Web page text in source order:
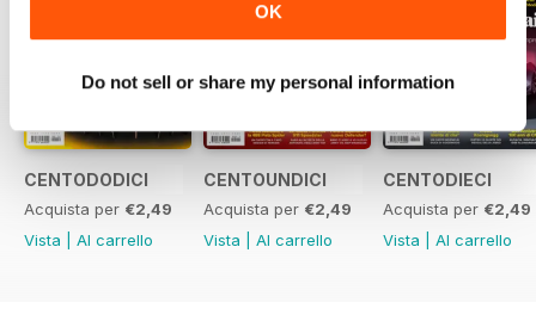
OK
Do not sell or share my personal information
CENTODODICI
Acquista per €2,49
Vista
Al carrello
CENTOUNDICI
Acquista per €2,49
Vista
Al carrello
CENTODIECI
Acquista per €2,49
Vista
Al carrello